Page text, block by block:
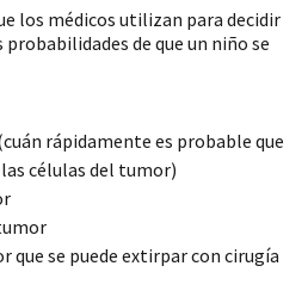
los médicos utilizan para decidir
de que un niño se
rápidamente es probable que
células del tumor)
que se puede extirpar con cirugía